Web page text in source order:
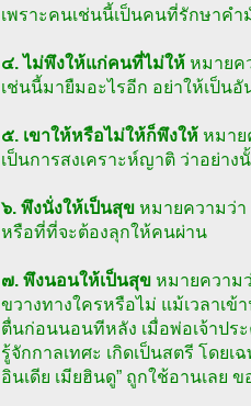
เพราะคนเช่นนี้เป็นคนที่รักษาค
๔. ไม่พึงให้แก่คนที่ไม่ให้ หมายค
เช่นนี้มายืมอะไรอีก อย่าให้เป็นอั
๕. เขาให้หรือไม่ให้ก็พึงให้ หมาย
เป็นการสงเคราะห์ญาติ ว่าอย่าง
๖. พึงนั่งให้เป็นสุข หมายความว่า
หรือที่ที่จะต้องลุกให้คนผ่าน
๗. พึงนอนให้เป็นสุข หมายความ
ขวางทางใครหรือไม่ แม้เวลาเ
ตื่นก่อนนอนทีหลัง เมื่อพ่อเจ้าปร
รู้จักกาลเทศะ เกิดเป็นสตรี โดย
อินเดีย เมียฮินดู” ถูกใช้อานเลย ข